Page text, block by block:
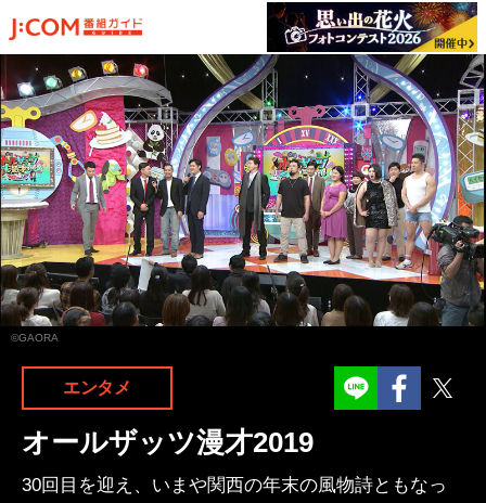
©GAORA
エンタメ
オールザッツ漫才2019
30回目を迎え、いまや関西の年末の風物詩ともなっ